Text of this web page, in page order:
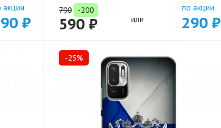
акции
₽
790 -200
590 ₽ или
по акции
290 ₽
-25%